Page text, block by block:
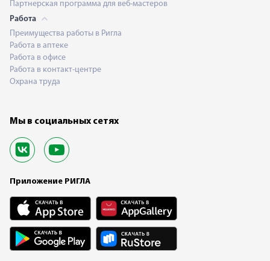
Партнерская программа для веб-мастеров
Работа
Преимущества работы в Ригла
Работа в аптеке
Работа в офисе
Работа в контакт-центре
Охрана труда
Мы в социальных сетях
Приложение РИГЛА